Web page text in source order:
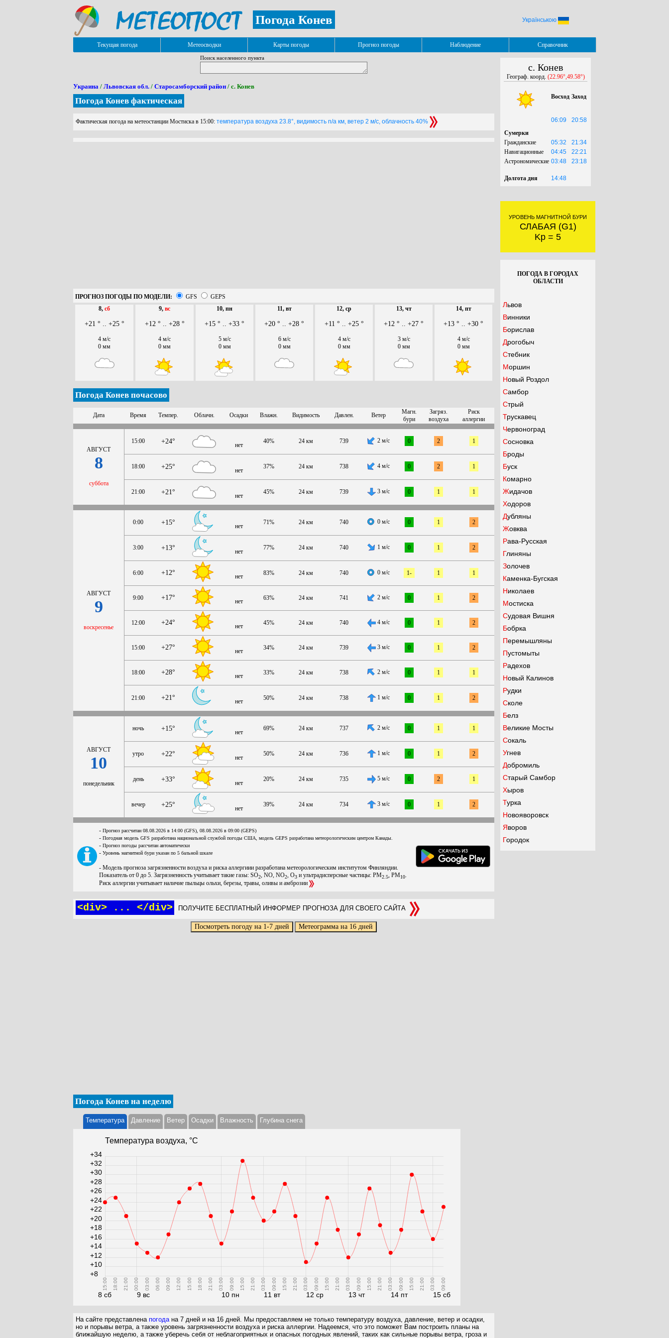
Погода Конев Українською
Текущая погода Метеосводки Карты погоды Прогноз погоды Наблюдение Справочник
Поиск населенного пункта
Украина / Львовская обл. / Старосамборский район / с. Конев
Погода Конев фактическая
Фактическая погода на метеостанции Мостиска в 15:00: температура воздуха 23.8°, видимость n/a км, ветер 2 м/с, облачность 40%
ПРОГНОЗ ПОГОДЫ ПО МОДЕЛИ: GFS
GEPS
8, сб
+21 ° .. +25 °
4 м/с
0 мм
9, вс
+12 ° .. +28 °
4 м/с
0 мм
10, пн
+15 ° .. +33 °
5 м/с
0 мм
11, вт
+20 ° .. +28 °
6 м/с
0 мм
12, ср
+11 ° .. +25 °
4 м/с
0 мм
13, чт
+12 ° .. +27 °
3 м/с
0 мм
14, пт
+13 ° .. +30 °
4 м/с
0 мм
Погода Конев почасово
Дата Время Темпер. Облачн. Осадки Влажн. Видимость Давлен. Ветер
Магн.
бури
Загряз.
воздуха
Риск
аллергии
АВГУСТ
8
суббота
15:00 +24° нет
40% 24 км 739 2 м/с 0 2 1
18:00 +25° нет
37% 24 км 738 4 м/с 0 2 1
21:00 +21° нет
45% 24 км 739 3 м/с 0 1 1
АВГУСТ
9
воскресенье
0:00 +15° нет
71% 24 км 740 0 м/с 0 1 2
3:00 +13° нет
77% 24 км 740 1 м/с 0 1 2
6:00 +12° нет 83% 24 км 740 0 м/с 1- 1 1
9:00 +17° нет 63% 24 км 741 2 м/с 0 1 2
12:00 +24° нет 45% 24 км 740 4 м/с 0 1 2
15:00 +27° нет 34% 24 км 739 3 м/с 0 1 2
18:00 +28° нет 33% 24 км 738 2 м/с 0 1 1
21:00 +21° нет 50% 24 км 738 1 м/с 0 1 2
АВГУСТ
10
понедельник
ночь +15° нет
69% 24 км 737 2 м/с 0 1 1
утро +22° нет
50% 24 км 736 1 м/с 0 1 2
день +33° нет
20% 24 км 735 5 м/с 0 2 1
вечер +25° нет
39% 24 км 734 3 м/с 0 1 2
- Прогноз рассчитан 08.08.2026 в 14:00 (GFS), 08.08.2026 в 09:00 (GEPS)
- Погодная модель GFS разработана национальной службой погоды США, модель GEPS разработана метеорологическим центром Канады.
- Прогноз погоды рассчитан автоматически
- Уровень магнитной бури указан по 5 бальной шкале
- Модель прогноза загрязненности воздуха и риска аллергиии разработана метеорологическим институтом Финляндии.
Показатель от 0 до 5. Загрязненность учитывает такие газы: SO2 , NO, NO2 , O3 и ультрадисперсные частицы: PM2.5 , PM10
Риск аллергии учитывает наличие пыльцы ольхи, березы, травы, оливы и амброзии
<div> ... </div> ПОЛУЧИТЕ БЕСПЛАТНЫЙ ИНФОРМЕР ПРОГНОЗА ДЛЯ СВОЕГО САЙТА
Погода Конев на неделю
Температура Давление Ветер Осадки Влажность Глубина снега
Температура воздуха, °С
8 сб
15:00 18:00 21:00
9 вс
00:00 03:00 06:00 09:00 12:00 15:00 18:00 21:00
10 пн
03:00 09:00 15:00 21:00
11 вт
03:00 09:00 15:00 21:00
12 ср
03:00 09:00 15:00 21:00
13 чт
03:00 09:00 15:00 21:00
14 пт
03:00 09:00 15:00 21:00
15 сб
03:00 09:00
+8
+10
+12
+14
+16
+18
+20
+22
+24
+26
+28
+30
+32
+34
На сайте представлена погода на 7 дней и на 16 дней. Мы предоставляем не только температуру воздуха, давление, ветер и осадки,
но и порывы ветра, а также уровень загрязненности воздуха и риска аллергии. Надеемся, что это поможет Вам построить планы на
ближайшую неделю, а также уберечь себя от неблагоприятных и опасных погодных явлений, таких как сильные порывы ветра, гроза и
с. Конев
Географ. коорд. (22.96°,49.58°)
Восход Заход
06:09
20:58
Сумерки
Гражданские
05:32
21:34
Навигационные
04:45
22:21
Астрономические 03:48 23:18
Долгота дня 14:48
УРОВЕНЬ МАГНИТНОЙ БУРИ
СЛАБАЯ (G1)
Kp = 5
ПОГОДА В ГОРОДАХ
ОБЛАСТИ
Львов
Винники
Борислав
Дрогобыч
Стебник
Моршин
Новый Роздол
Самбор
Стрый
Трускавец
Червоноград
Сосновка
Броды
Буск
Комарно
Жидачов
Ходоров
Дубляны
Жовква
Рава-Русская
Глиняны
Золочев
Каменка-Бугская
Николаев
Мостиска
Судовая Вишня
Бобрка
Перемышляны
Пустомыты
Радехов
Новый Калинов
Рудки
Сколе
Белз
Великие Мосты
Сокаль
Угнев
Добромиль
Старый Самбор
Хыров
Турка
Новояворовск
Яворов
Городок